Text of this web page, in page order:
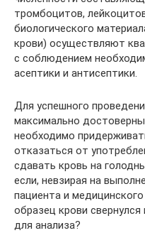
тромбоцитов,
биологического
крови) осуществляют
с соблюдением
асептики и антисептики.
Для успешного
максимально
необходимо
отказаться от
сдавать кровь на
если, невзирая на
пациента и
образец крови
для анализа?